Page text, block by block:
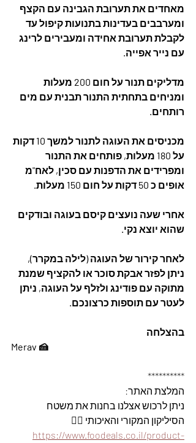
מאחדים את תערובת הגבינה עם הקצף
ומערבבים בעדינות בתנועות קיפול עד
לקבלת תערובת אחידה ומעבירים לרינג
עם נייר אפייה.
מדליקים תנור על חום 200 מעלות
ומניחים בתחתית התנור תבנית עם מים
רותחים.
מכניסים את העוגה לתנור למשך 10 דקות
על 180 מעלות, פותחים את התנור
ומפרידים את הדפנות עם סכין, לאח"מ
אופים כ 50 דקות על חום 150 מעלות.
אחרי שעה נועצים קיסם בעוגה ובודקים
שהוא יוצא נקי.
לאחר קירור של העוגה (לילה במקרר),
ניתן לפזר אבקת סוכר או להקציף שמנת
מתוקה עם פודינג ולזלף על העוגה, ניתן
לעטר עם תוספות כרצונכם.
בהצלחה
Merav 🍰
**********
המלצת האתר:
ניתן לרכוש אצלנו בחנות את משטח
הסיליקון המקורי והאיכותי 👇🏽
https://www.foodeals.co.il/product-